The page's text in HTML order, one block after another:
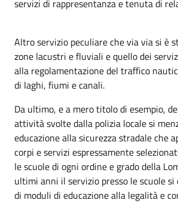
servizi di rappresentanza e tenuta di
Altro servizio peculiare che via via si è
zone lacustri e fluviali e quello dei
alla regolamentazione del traffico
di laghi, fiumi e canali.
Da ultimo, e a mero titolo di esempio,
attività svolte dalla polizia locale si
educazione alla sicurezza stradale che
corpi e servizi espressamente
le scuole di ogni ordine e grado della
ultimi anni il servizio presso le scuole
di moduli di educazione alla legalità e